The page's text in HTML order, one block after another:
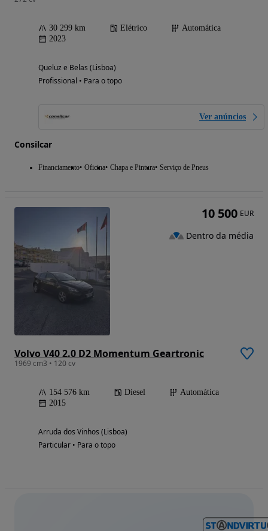
30 299 km Elétrico
Automática
2023
Queluz e Belas (Lisboa)
Profissional • Para o topo
Ver anúncios
Consilcar
Financiamento Oficina Chapa e Pintura Serviço de Pneus
Volvo V40 2.0 D2 Momentum Geartronic
1969 cm3 • 120 cv
154 576 km Diesel
Automática
2015
Arruda dos Vinhos (Lisboa)
Particular • Para o topo
10 500 EUR
Dentro da média